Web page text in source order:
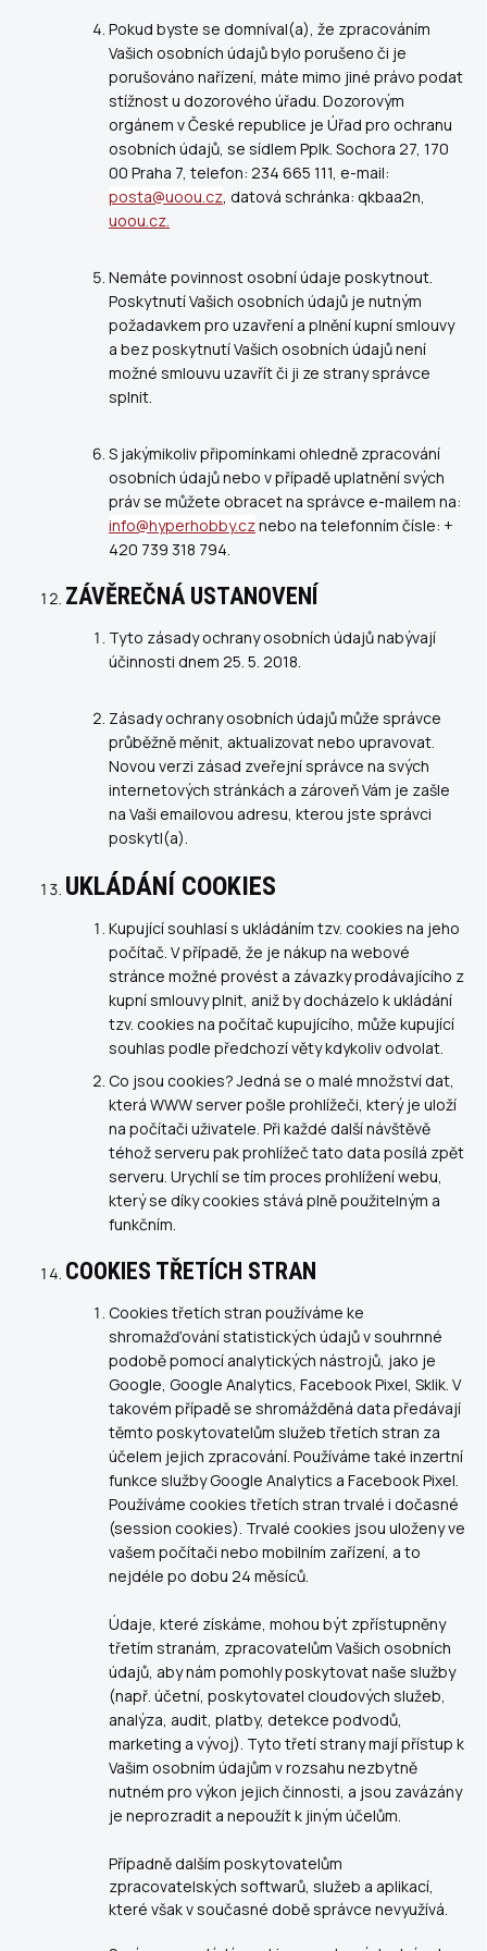
Pokud byste se domníval(a), že zpracováním
Vašich osobních údajů bylo porušeno či je
porušováno nařízení, máte mimo jiné právo podat
stížnost u dozorového úřadu. Dozorovým
orgánem v České republice je Úřad pro ochranu
osobních údajů, se sídlem Pplk. Sochora 27, 170
00 Praha 7, telefon: 234 665 111, e-mail:
posta@uoou.cz, datová schránka: qkbaa2n,
uoou.cz.
Nemáte povinnost osobní údaje poskytnout.
Poskytnutí Vašich osobních údajů je nutným
požadavkem pro uzavření a plnění kupní smlouvy
a bez poskytnutí Vašich osobních údajů není
možné smlouvu uzavřít či ji ze strany správce
splnit.
S jakýmikoliv připomínkami ohledně zpracování
osobních údajů nebo v případě uplatnění svých
práv se můžete obracet na správce e-mailem na:
info@hyperhobby.cznebo na telefonním čísle: +
420 739 318 794.
ZÁVĚREČNÁ USTANOVENÍ
Tyto zásady ochrany osobních údajů nabývají
účinnosti dnem 25. 5. 2018.
Zásady ochrany osobních údajů může správce
průběžně měnit, aktualizovat nebo upravovat.
Novou verzi zásad zveřejní správce na svých
internetových stránkách a zároveň Vám je zašle
na Vaši emailovou adresu, kterou jste správci
poskytl(a).
UKLÁDÁNÍ COOKIES
Kupující souhlasí s ukládáním tzv. cookies na jeho
počítač. V případě, že je nákup na webové
stránce možné provést a závazky prodávajícího z
kupní smlouvy plnit, aniž by docházelo k ukládání
tzv. cookies na počítač kupujícího, může kupující
souhlas podle předchozí věty kdykoliv odvolat.
Co jsou cookies? Jedná se o malé množství dat,
která WWW server pošle prohlížeči, který je uloží
na počítači uživatele. Při každé další návštěvě
téhož serveru pak prohlížeč tato data posílá zpět
serveru. Urychlí se tím proces prohlížení webu,
který se díky cookies stává plně použitelným a
funkčním.
COOKIES TŘETÍCH STRAN
Cookies třetích stran používáme ke
shromažďování statistických údajů v souhrnné
podobě pomocí analytických nástrojů, jako je
Google, Google Analytics, Facebook Pixel, Sklik. V
takovém případě se shromážděná data předávají
těmto poskytovatelům služeb třetích stran za
účelem jejich zpracování. Používáme také inzertní
funkce služby Google Analytics a Facebook Pixel.
Používáme cookies třetích stran trvalé i dočasné
(session cookies). Trvalé cookies jsou uloženy ve
vašem počítači nebo mobilním zařízení, a to
nejdéle po dobu 24 měsíců.
Údaje, které získáme, mohou být zpřístupněny
třetím stranám, zpracovatelům Vašich osobních
údajů, aby nám pomohly poskytovat naše služby
(např. účetní, poskytovatel cloudových služeb,
analýza, audit, platby, detekce podvodů,
marketing a vývoj). Tyto třetí strany mají přístup k
Vašim osobním údajům v rozsahu nezbytně
nutném pro výkon jejich činnosti, a jsou zavázány
je neprozradit a nepoužít k jiným účelům.
Případně dalším poskytovatelům
zpracovatelských softwarů, služeb a aplikací,
které však v současné době správce nevyužívá.